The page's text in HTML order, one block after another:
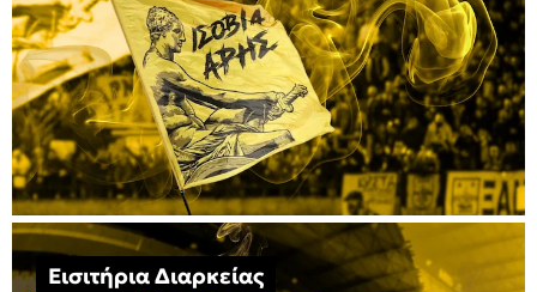
Εισιτήρια Διαρκείας